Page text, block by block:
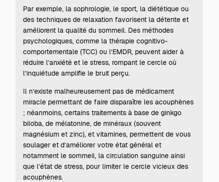
Par exemple, la sophrologie, le sport, la diététique ou
des techniques de relaxation favorisent la détente et
améliorent la qualité du sommeil. Des méthodes
psychologiques, comme la thérapie cognitivo-
comportementale (TCC) ou l’EMDR, peuvent aider à
réduire l’anxiété et le stress, rompant le cercle où
l’inquiétude amplifie le bruit perçu.
Il n’existe malheureusement pas de médicament
miracle permettant de faire disparaître les acouphènes
; néanmoins, certains traitements à base de ginkgo
biloba, de mélatonine, de minéraux (souvent
magnésium et zinc), et vitamines, permettent de vous
soulager et d’améliorer votre état général et
notamment le sommeil, la circulation sanguine ainsi
que l’état de stress, pour limiter le cercle vicieux des
acouphènes.